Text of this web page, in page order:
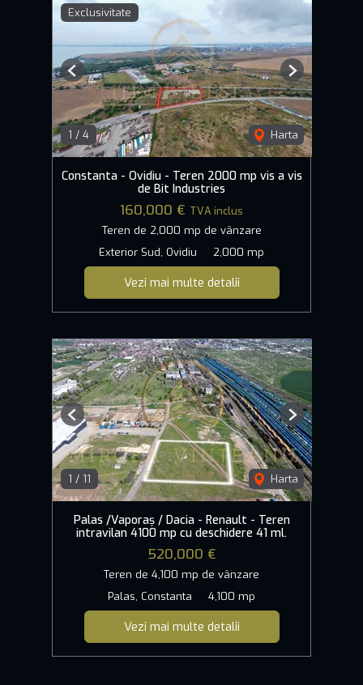
Exclusivitate
1 / 4 Harta
Previous Next
Constanta - Ovidiu - Teren 2000 mp vis a vis
de Bit Industries
160,000 € TVA inclus
Teren de 2,000 mp de vânzare
Exterior Sud, Ovidiu
2,000 mp
Vezi mai multe detalii
1 / 11 Harta
Previous Next
Palas /Vaporaș / Dacia - Renault - Teren
intravilan 4100 mp cu deschidere 41 ml.
520,000 €
Teren de 4,100 mp de vânzare
Palas, Constanta
4,100 mp
Vezi mai multe detalii